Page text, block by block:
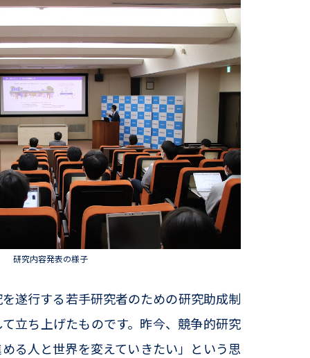
研究内容発表の様子
遂行する若手研究者のための研究助成制
立ち上げたものです。昨今、競争的研究
る人と世界を変えていきたい」という思